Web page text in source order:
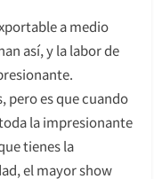
a medio
así, y la labor de
pero es que cuando
la impresionante
tienes la
el mayor show